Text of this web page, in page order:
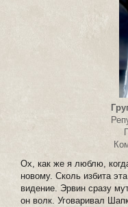
Ох, как же я люблю,
новому. Сколь избита
видение. Эрвин сразу
он волк. Уговаривал